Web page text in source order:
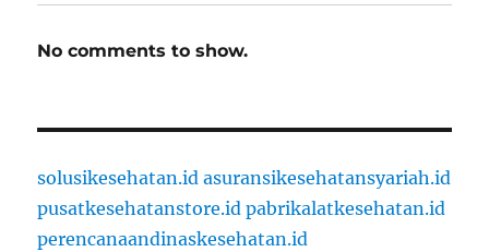
No comments to show.
solusikesehatan.id asuransikesehatansyariah.id
pusatkesehatanstore.id pabrikalatkesehatan.id
perencanaandinaskesehatan.id